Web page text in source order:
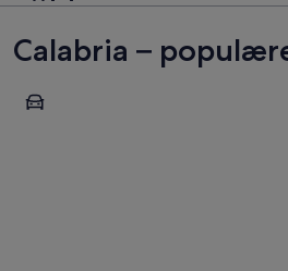
Calabria –
Tropea